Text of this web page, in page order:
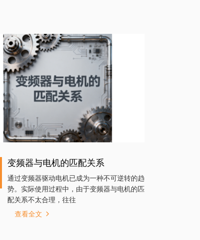
变频器与电机的匹配关系
通过变频器驱动电机已成为一种不可逆转的趋
势。实际使用过程中，由于变频器与电机的匹
配关系不太合理，往往
查看全文